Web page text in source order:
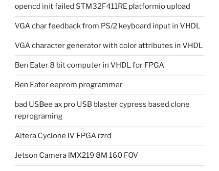
opencd init failed STM32F411RE platformio upload
VGA char feedback from PS/2 keyboard input in VHDL
VGA character generator with color attributes in VHDL
Ben Eater 8 bit computer in VHDL for FPGA
Ben Eater eeprom programmer
bad USBee ax pro USB blaster cypress based clone
reprograming
Altera Cyclone IV FPGA rzrd
Jetson Camera IMX219 8M 160 FOV